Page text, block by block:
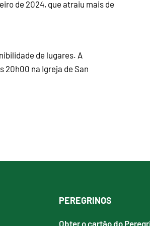
de 2024, que atraiu mais de
de lugares. A
20h00 na Igreja de San
PEREGRINOS
Obter o cartão do